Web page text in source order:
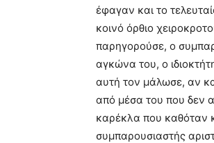
έφαγαν και το
κοινό όρθιο
παρηγορούσε, ο
αγκώνα του, ο
αυτή τον μάλωσε, αν
από μέσα του που δεν
καρέκλα που καθόταν
συμπαρουσιαστής